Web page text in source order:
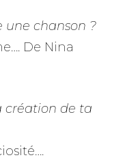
une chanson ?
De Nina
création de ta